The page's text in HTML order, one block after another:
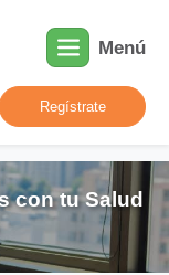
Menú
Regístrate
con tu Salud